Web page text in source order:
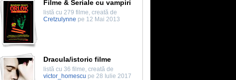
Filme & Seriale cu vampiri
listă cu 279 filme, creată de
Cretzulynne pe 12 Mai 2013
Dracula/istoric filme
listă cu 36 filme, creată de
victor_homescu pe 28 Iulie 2017